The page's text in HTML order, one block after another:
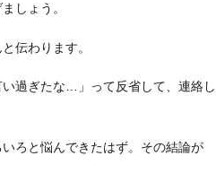
しょう。
伝わります。
過ぎたな…」って反省して、連絡し
ろと悩んできたはず。その結論が